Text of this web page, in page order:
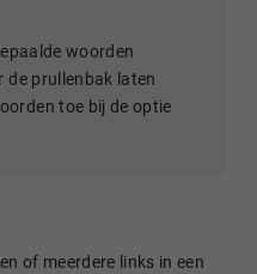
woorden
de prullenbak laten
toe bij de optie
of meerdere links in een